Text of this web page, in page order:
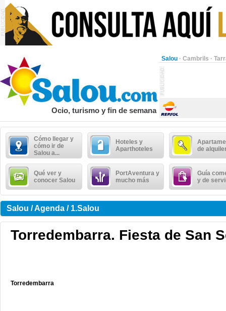
Salou · Cambrils ·
Ocio, turismo y fin de semana
Cómo llegar y
cómo ir de
Salou a...
Hoteles y
Aparthoteles
de
Qué ver y
conocer Salou
PortAventura y
mucho más
Guía
y de
Salou / Agenda / 1.Salou
Torredembarra. Fiesta de San
Torredembarra